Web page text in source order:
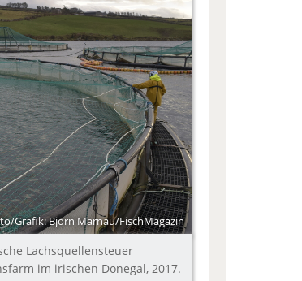
Grafik: Björn Marnau/FischMagazin
Lachsquellensteuer
im irischen Donegal, 2017.